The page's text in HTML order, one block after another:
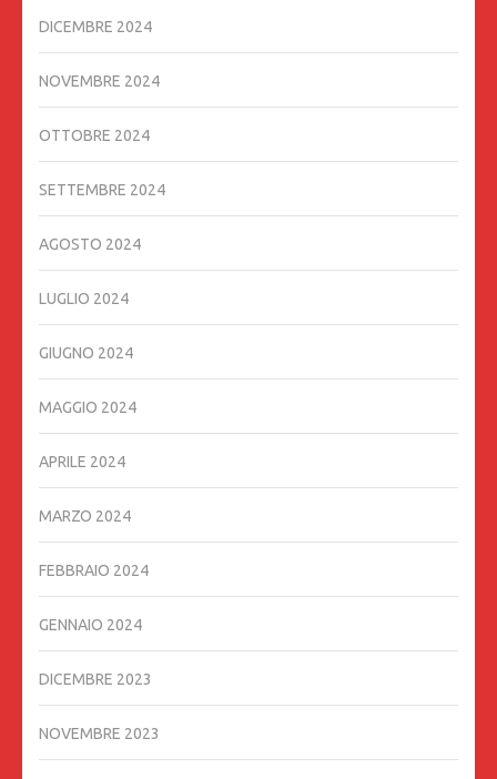
DICEMBRE 2024
NOVEMBRE 2024
OTTOBRE 2024
SETTEMBRE 2024
AGOSTO 2024
LUGLIO 2024
GIUGNO 2024
MAGGIO 2024
APRILE 2024
MARZO 2024
FEBBRAIO 2024
GENNAIO 2024
DICEMBRE 2023
NOVEMBRE 2023